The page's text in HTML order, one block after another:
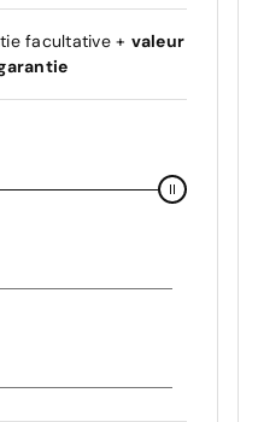
facultative + valeur